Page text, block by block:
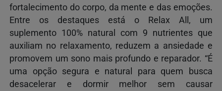
fortalecimento do corpo, da mente e das emoções.
Entre os destaques está o Relax All, um
suplemento 100% natural com 9 nutrientes que
auxiliam no relaxamento, reduzem a ansiedade e
promovem um sono mais profundo e reparador. “É
uma opção segura e natural para quem busca
desacelerar e dormir melhor sem causar